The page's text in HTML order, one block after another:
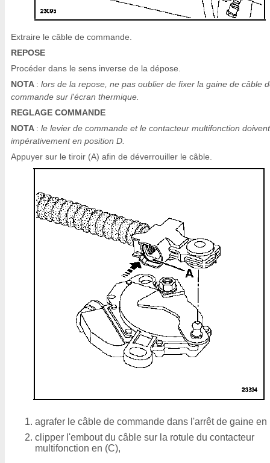
Extraire le câble de commande.
REPOSE
Procéder dans le sens inverse de la dépose.
NOTA : lors de la repose, ne pas oublier de fixer la gaine de câble
commande sur l'écran thermique.
REGLAGE COMMANDE
NOTA : le levier de commande et le contacteur multifonction
impérativement en position D.
Appuyer sur le tiroir (A) afin de déverrouiller le câble.
agrafer le câble de commande dans l'arrêt de gaine en
clipper l'embout du câble sur la rotule du contacteur
multifonction en (C),